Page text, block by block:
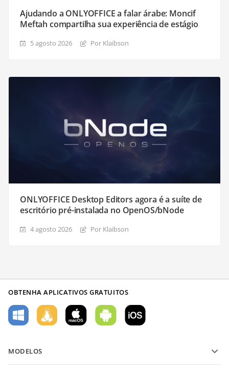
Ajudando a ONLYOFFICE a falar árabe: Moncif
Meftah compartilha sua experiência de estágio
5 agosto 2026 Por Klaibson
ONLYOFFICE Desktop Editors agora é a suíte de
escritório pré-instalada no OpenOS/bNode
4 agosto 2026 Por Klaibson
OBTENHA APLICATIVOS GRATUITOS
MODELOS